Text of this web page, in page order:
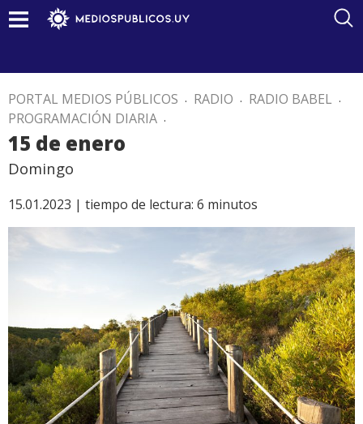
PORTAL MEDIOS PÚBLICOS . RADIO . RADIO BABEL .
PROGRAMACIÓN DIARIA .
15 de enero
Domingo
15.01.2023 | tiempo de lectura: 6 minutos